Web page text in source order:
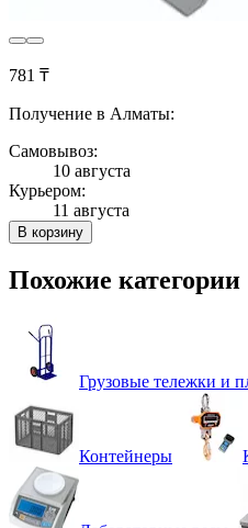
781 ₸
Получение в Алматы:
Самовывоз:
10 августа
Курьером:
11 августа
В корзину
Похожие категории
Грузовые тележки и
Контейнеры